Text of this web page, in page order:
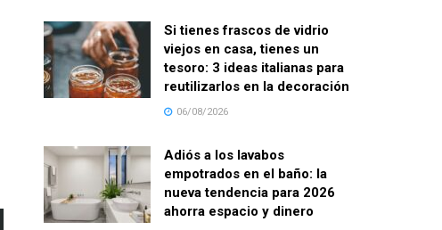
Si tienes frascos de vidrio
viejos en casa, tienes un
tesoro: 3 ideas italianas para
reutilizarlos en la decoración
06/08/2026
Adiós a los lavabos
empotrados en el baño: la
nueva tendencia para 2026
ahorra espacio y dinero